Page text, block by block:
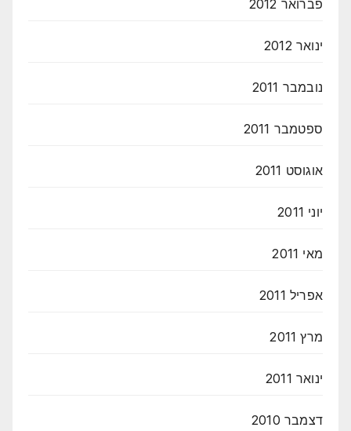
פברואר 2012
ינואר 2012
נובמבר 2011
ספטמבר 2011
אוגוסט 2011
יוני 2011
מאי 2011
אפריל 2011
מרץ 2011
ינואר 2011
דצמבר 2010